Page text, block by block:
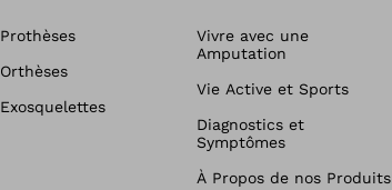
Prothèses
Orthèses
Exosquelettes
Vivre avec une
Amputation
Vie Active et Sports
Diagnostics et
Symptômes
À Propos de nos Produits